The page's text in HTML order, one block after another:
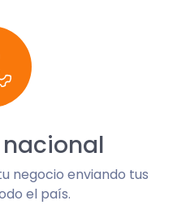
negocio enviando tus
el país.